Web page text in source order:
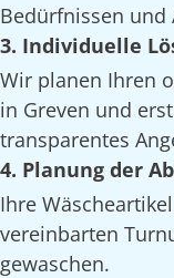
Bedürfnissen und
3. Individuelle
Wir planen Ihren
in Greven und
transparentes
4. Planung der
Ihre
vereinbarten
gewaschen.